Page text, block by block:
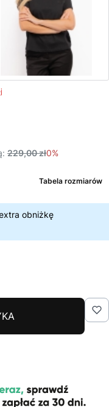
229,00 zł0%
Tabela rozmiarów
obniżkę